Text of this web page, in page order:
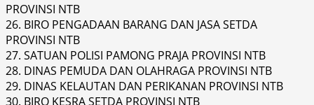
PROVINSI NTB
26. BIRO PENGADAAN BARANG DAN JASA SETDA
PROVINSI NTB
27. SATUAN POLISI PAMONG PRAJA PROVINSI NTB
28. DINAS PEMUDA DAN OLAHRAGA PROVINSI NTB
29. DINAS KELAUTAN DAN PERIKANAN PROVINSI NTB
30. BIRO KESRA SETDA PROVINSI NTB